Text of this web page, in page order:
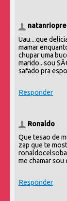
Uau....que
mamar
chupar uma
marido...sou
safado pra
Responder
Ronaldo
Que tesao de
zap que te
me chamar sou
Responder